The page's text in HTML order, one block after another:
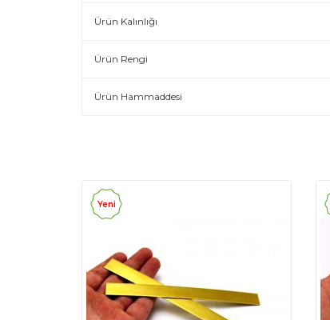
Ürün Kalınlığı
Ürün Rengi
Ürün Hammaddesi
Yeni